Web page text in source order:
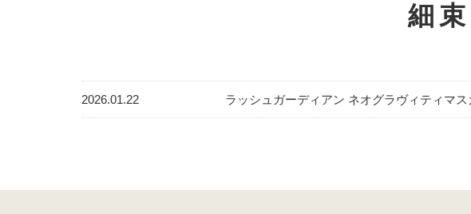
細
2026.01.22 ラッシュガーディアン ネオグラヴィティマス